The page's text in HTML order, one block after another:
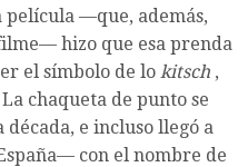
película —que, además,
hizo que esa prenda
el símbolo de lo kitsch ,
chaqueta de punto se
e incluso llegó a
con el nombre de